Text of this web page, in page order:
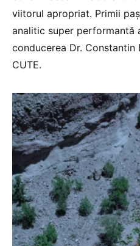
viitorul apropriat. Primii
analitic super performantă
conducerea Dr. Constantin
CUTE.